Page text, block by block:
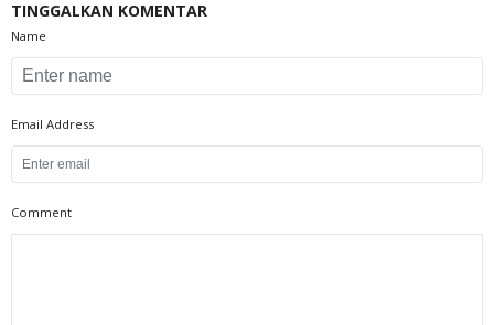
TINGGALKAN KOMENTAR
Name
Email Address
Comment